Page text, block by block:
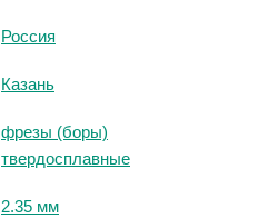
Россия
Казань
фрезы (боры)
твердосплавные
2.35 мм